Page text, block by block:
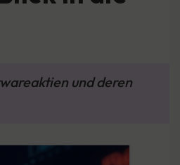
und deren